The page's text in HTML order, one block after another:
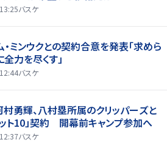
バスケ
ミンウクとの契約合意を発表「求めら
力を尽くす」
バスケ
村勇輝、八村塁所属のクリッパーズと
ット10」契約 開幕前キャンプ参加へ
バスケ